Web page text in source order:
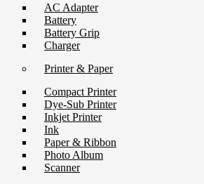
AC Adapter
Battery
Battery Grip
Charger
Printer & Paper
Compact Printer
Dye-Sub Printer
Inkjet Printer
Ink
Paper & Ribbon
Photo Album
Scanner